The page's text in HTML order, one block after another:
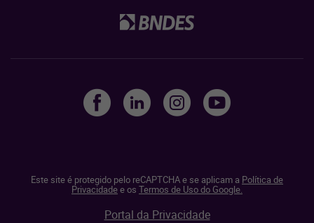
Este site é protegido pelo reCAPTCHA e se aplicam a Política de
Privacidadee os Termos de Uso do Google.
Portal da Privacidade